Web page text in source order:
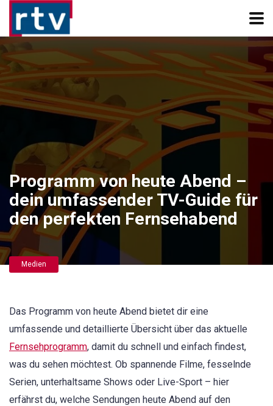
Programm von heute Abend –
dein umfassender TV-Guide für
den perfekten Fernsehabend
Medien
Das Programm von heute Abend bietet dir eine
umfassende und detaillierte Übersicht über das aktuelle
Fernsehprogramm, damit du schnell und einfach findest,
was du sehen möchtest. Ob spannende Filme, fesselnde
Serien, unterhaltsame Shows oder Live-Sport – hier
erfährst du, welche Sendungen heute Abend auf den